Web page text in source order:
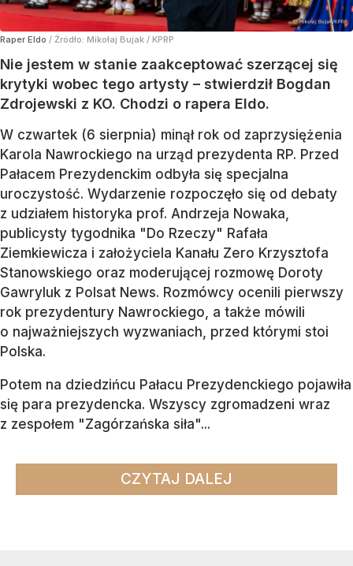
Raper Eldo / Źródło: Mikołaj Bujak / KPRP
Nie jestem w stanie zaakceptować szerzącej się
krytyki wobec tego artysty – stwierdził Bogdan
Zdrojewski z KO. Chodzi o rapera Eldo.
W czwartek (6 sierpnia) minął rok od zaprzysiężenia
Karola Nawrockiego na urząd prezydenta RP. Przed
Pałacem Prezydenckim odbyła się specjalna
uroczystość. Wydarzenie rozpoczęło się od debaty
z udziałem historyka prof. Andrzeja Nowaka,
publicysty tygodnika "Do Rzeczy" Rafała
Ziemkiewicza i założyciela Kanału Zero Krzysztofa
Stanowskiego oraz moderującej rozmowę Doroty
Gawryluk z Polsat News. Rozmówcy ocenili pierwszy
rok prezydentury Nawrockiego, a także mówili
o najważniejszych wyzwaniach, przed którymi stoi
Polska.
Potem na dziedzińcu Pałacu Prezydenckiego pojawiła
się para prezydencka. Wszyscy zgromadzeni wraz
z zespołem "Zagórzańska siła"...
CZYTAJ DALEJ